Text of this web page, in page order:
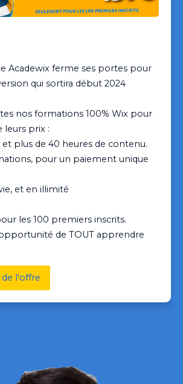
Acadewix ferme ses portes pour
qui sortira début 2024
nos formations 100% Wix pour
leurs prix :
plus de 40 heures de contenu.
pour un paiement unique
et en illimité
les 100 premiers inscrits.
de TOUT apprendre
de l'offre